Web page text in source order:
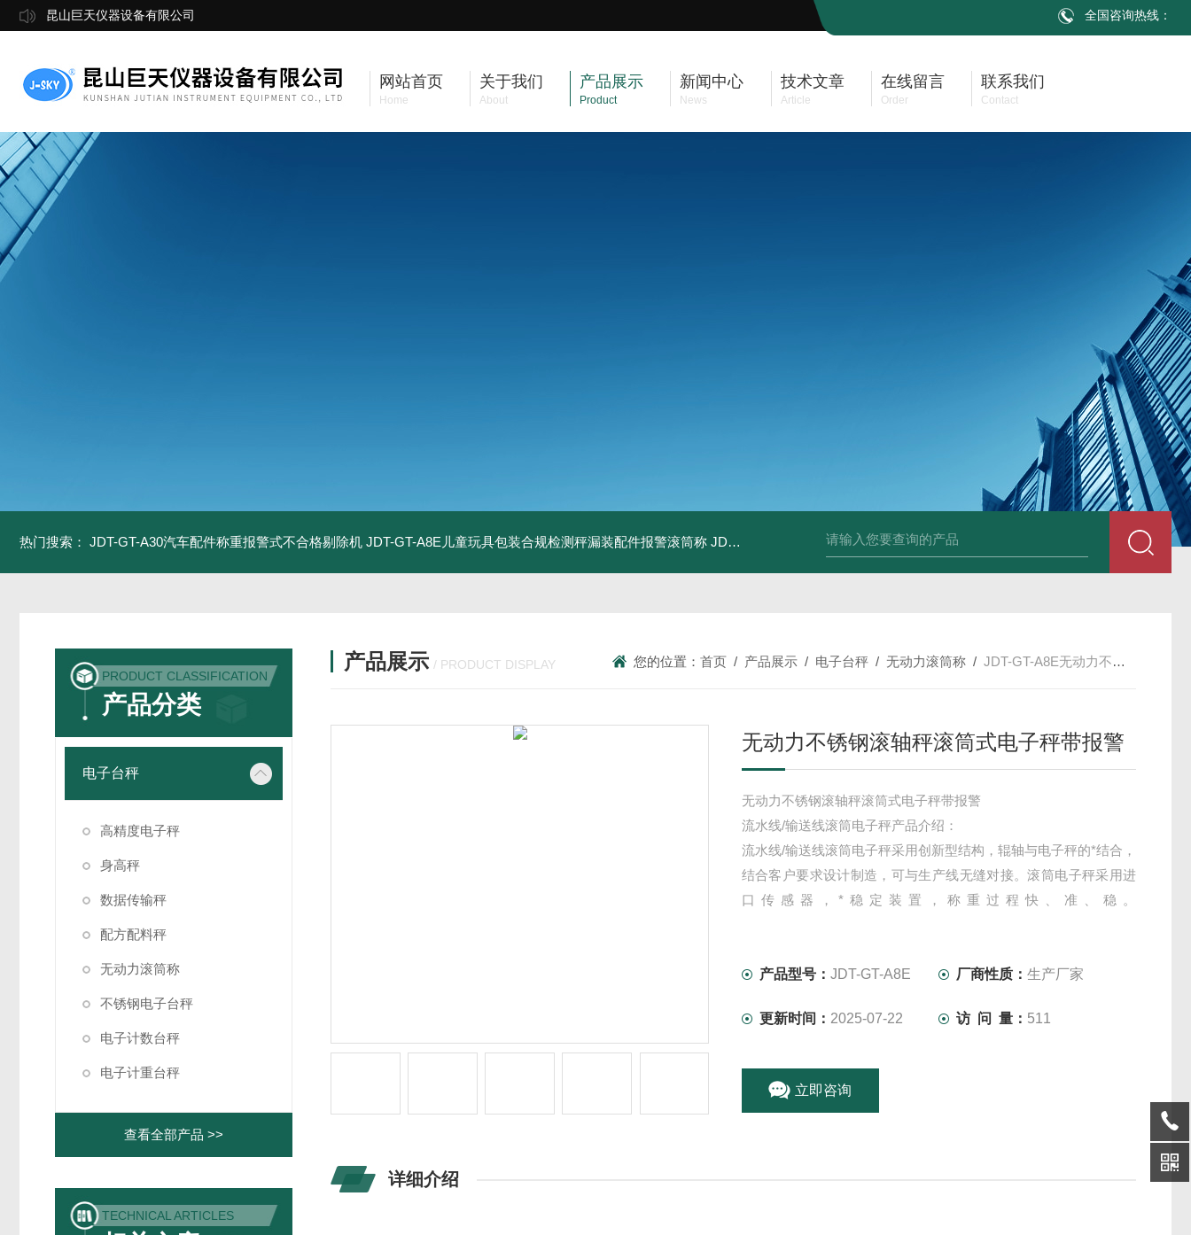
昆山巨天仪器设备有限公司 全国咨询热线：
网站首页
Home
关于我们
About
产品展示
Product
新闻中心
News
技术文章
Article
在线留言
Order
联系我们
Contact
热门搜索： JDT-GT-A30汽车配件称重报警式不合格剔除机 JDT-GT-A8E儿童玩具包装合规检测秤漏装配件报警滚筒称 JDT-WN-Q20S食品制造扫码识别防错配料智能称重终端 JDT-GT-A8E不锈钢重
PRODUCT CLASSIFICATION
产品分类
电子台秤
高精度电子秤
身高秤
数据传输秤
配方配料秤
无动力滚筒称
不锈钢电子台秤
电子计数台秤
电子计重台秤
查看全部产品 >>
TECHNICAL ARTICLES
产品展示 / PRODUCT DISPLAY 您的位置：首页 / 产品展示 / 电子台秤 /无动力滚筒称 /JDT-GT-A8E无动力不锈钢滚轴秤滚筒式电子秤带报警
无动力不锈钢滚轴秤滚筒式电子秤带报警
无动力不锈钢滚轴秤滚筒式电子秤带报警
流水线/输送线滚筒电子秤产品介绍：
流水线/输送线滚筒电子秤采用创新型结构，辊轴与电子秤的*结合，
结合客户要求设计制造，可与生产线无缝对接。滚筒电子秤采用进
口传感器，*稳定装置，称重过程快、准、稳。
产品型号： JDT-GT-A8E 厂商性质：生产厂家
更新时间： 2025-07-22 访 问 量： 511
立即咨询
详细介绍